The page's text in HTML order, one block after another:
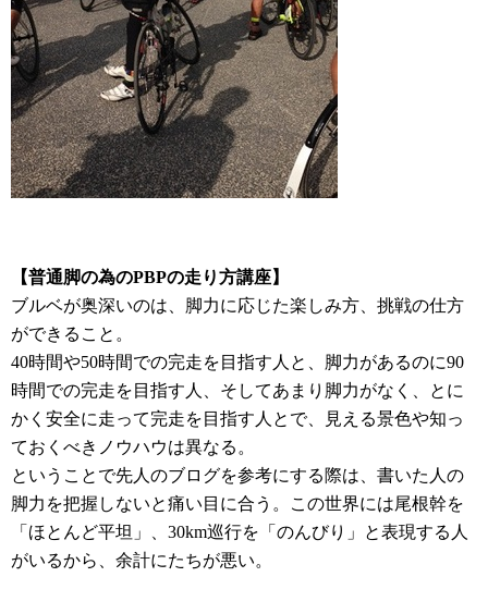
【普通脚の為のPBPの走り方講座】
ブルベが奥深いのは、脚力に応じた楽しみ方、挑戦の仕方
ができること。
40時間や50時間での完走を目指す人と、脚力があるのに90
時間での完走を目指す人、そしてあまり脚力がなく、とに
かく安全に走って完走を目指す人とで、見える景色や知っ
ておくべきノウハウは異なる。
ということで先人のブログを参考にする際は、書いた人の
脚力を把握しないと痛い目に合う。この世界には尾根幹を
「ほとんど平坦」、30km巡行を「のんびり」と表現する人
がいるから、余計にたちが悪い。